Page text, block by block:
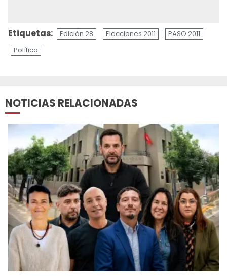
Etiquetas: Edición 28 Elecciones 2011
PASO 2011
Política
NOTICIAS RELACIONADAS